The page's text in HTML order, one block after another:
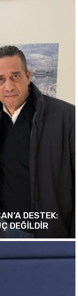
DESTEK:
DEĞİLDİR